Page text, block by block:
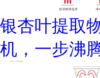
银杏叶提取
机，一步沸